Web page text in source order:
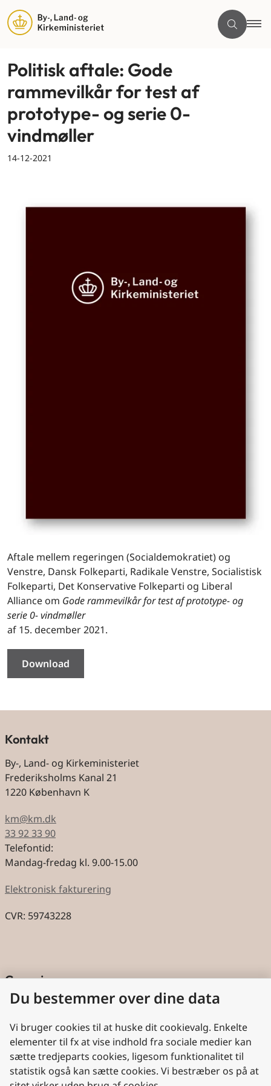
Politisk aftale: Gode
rammevilkår for test af
prototype- og serie 0-
vindmøller
14-12-2021
Aftale mellem regeringen (Socialdemokratiet) og
Venstre, Dansk Folkeparti, Radikale Venstre, Socialistisk
Folkeparti, Det Konservative Folkeparti og Liberal
Alliance om Gode rammevilkår for test af prototype- og
serie 0- vindmøller
af 15. december 2021.
Download
Kontakt
By-, Land- og Kirkeministeriet
Frederiksholms Kanal 21
1220 København K
km@km.dk
33 92 33 90
Telefontid:
Mandag-fredag kl. 9.00-15.00
Elektronisk fakturering
CVR: 59743228
Genveje
Cookies
Aktindsigt
Persondatabeskyttelse
Nyttige links
Du bestemmer over dine data
Vi bruger cookies til at huske dit cookievalg. Enkelte
elementer til fx at vise indhold fra sociale medier kan
sætte tredjeparts cookies, ligesom funktionalitet til
statistik også kan sætte cookies. Vi bestræber os på at